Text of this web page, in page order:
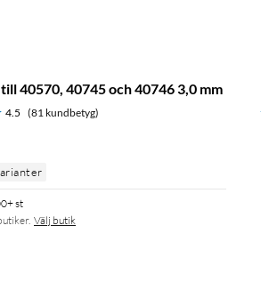
40570, 40745 och 40746 3,0 mm
4.5 (81 kundbetyg)
st
Välj butik